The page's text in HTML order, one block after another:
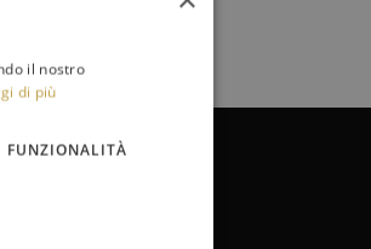
il nostro
di più
FUNZIONALITÀ